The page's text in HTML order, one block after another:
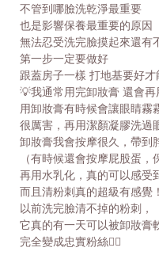
不管到哪臉洗乾淨最重要
也是影響保養最重要的原因
無法忍受洗完臉摸起來還有
第一步一定要做好
跟蓋房子一樣 打地基要好才
💡我通常用完卸妝膏 還會
用卸妝膏有時候會讓眼睛霧
很厲害，再用潔顏凝膠洗過
卸妝膏我會按摩很久，帶到
（有時候還會按摩屁股蛋，
再用水乳化，真的可以感受
而且清粉刺真的超級有感覺！
以前洗完臉清不掉的粉刺，
它真的有一天可以被卸妝膏
完全變成忠實粉絲👍🏻